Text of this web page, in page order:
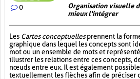
0
Organisation visuelle
mieux l'intégrer
Les Cartes conceptuellesprennent la
graphique dans lequel les concepts sont
mot ou un ensemble de mots et
illustrer les relations entre ces concepts,
nœuds entre eux. Il est également
textuellement les flèches afin de préciser